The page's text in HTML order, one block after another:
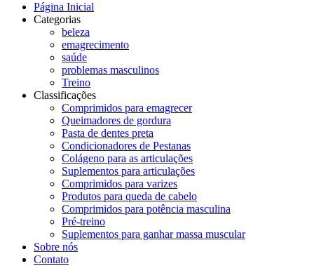
Página Inicial
Categorias
beleza
emagrecimento
saúde
problemas masculinos
Treino
Classificações
Comprimidos para emagrecer
Queimadores de gordura
Pasta de dentes preta
Condicionadores de Pestanas
Colágeno para as articulações
Suplementos para articulações
Comprimidos para varizes
Produtos para queda de cabelo
Comprimidos para potência masculina
Pré-treino
Suplementos para ganhar massa muscular
Sobre nós
Contato